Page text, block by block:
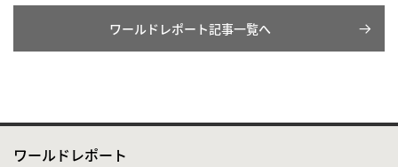
ワールドレポート記事一覧へ
ワールドレポート